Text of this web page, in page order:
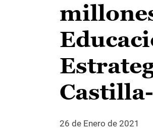
26 de Enero de 2021